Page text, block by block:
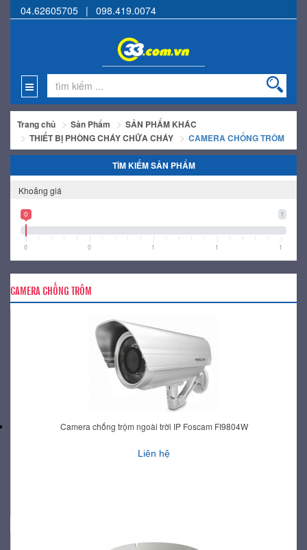
04.62605705 | 098.419.0074
Trang chủ Sản Phẩm
SẢN PHẨM KHÁC
THIẾT BỊ PHÒNG CHÁY CHỮA CHÁY
CAMERA CHỐNG TRÔM
TÌM KIẾM SẢN PHẨM
Khoảng giá
1
0
0 0 1 1 1
CAMERA CHỐNG TRÔM
Camera chống trộm ngoài trời IP Foscam FI9804W
Liên hệ